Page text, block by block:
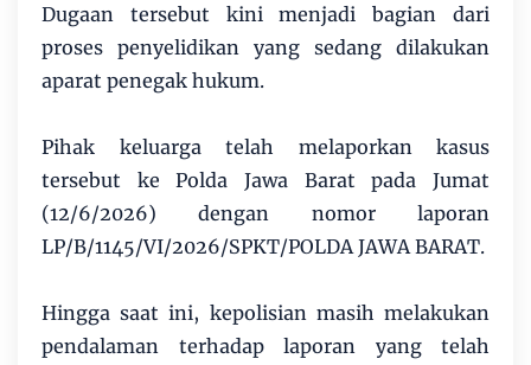
Dugaan tersebut kini menjadi bagian dari
proses penyelidikan yang sedang dilakukan
aparat penegak hukum.
Pihak keluarga telah melaporkan kasus
tersebut ke Polda Jawa Barat pada Jumat
(12/6/2026) dengan nomor laporan
LP/B/1145/VI/2026/SPKT/POLDA JAWA BARAT.
Hingga saat ini, kepolisian masih melakukan
pendalaman terhadap laporan yang telah